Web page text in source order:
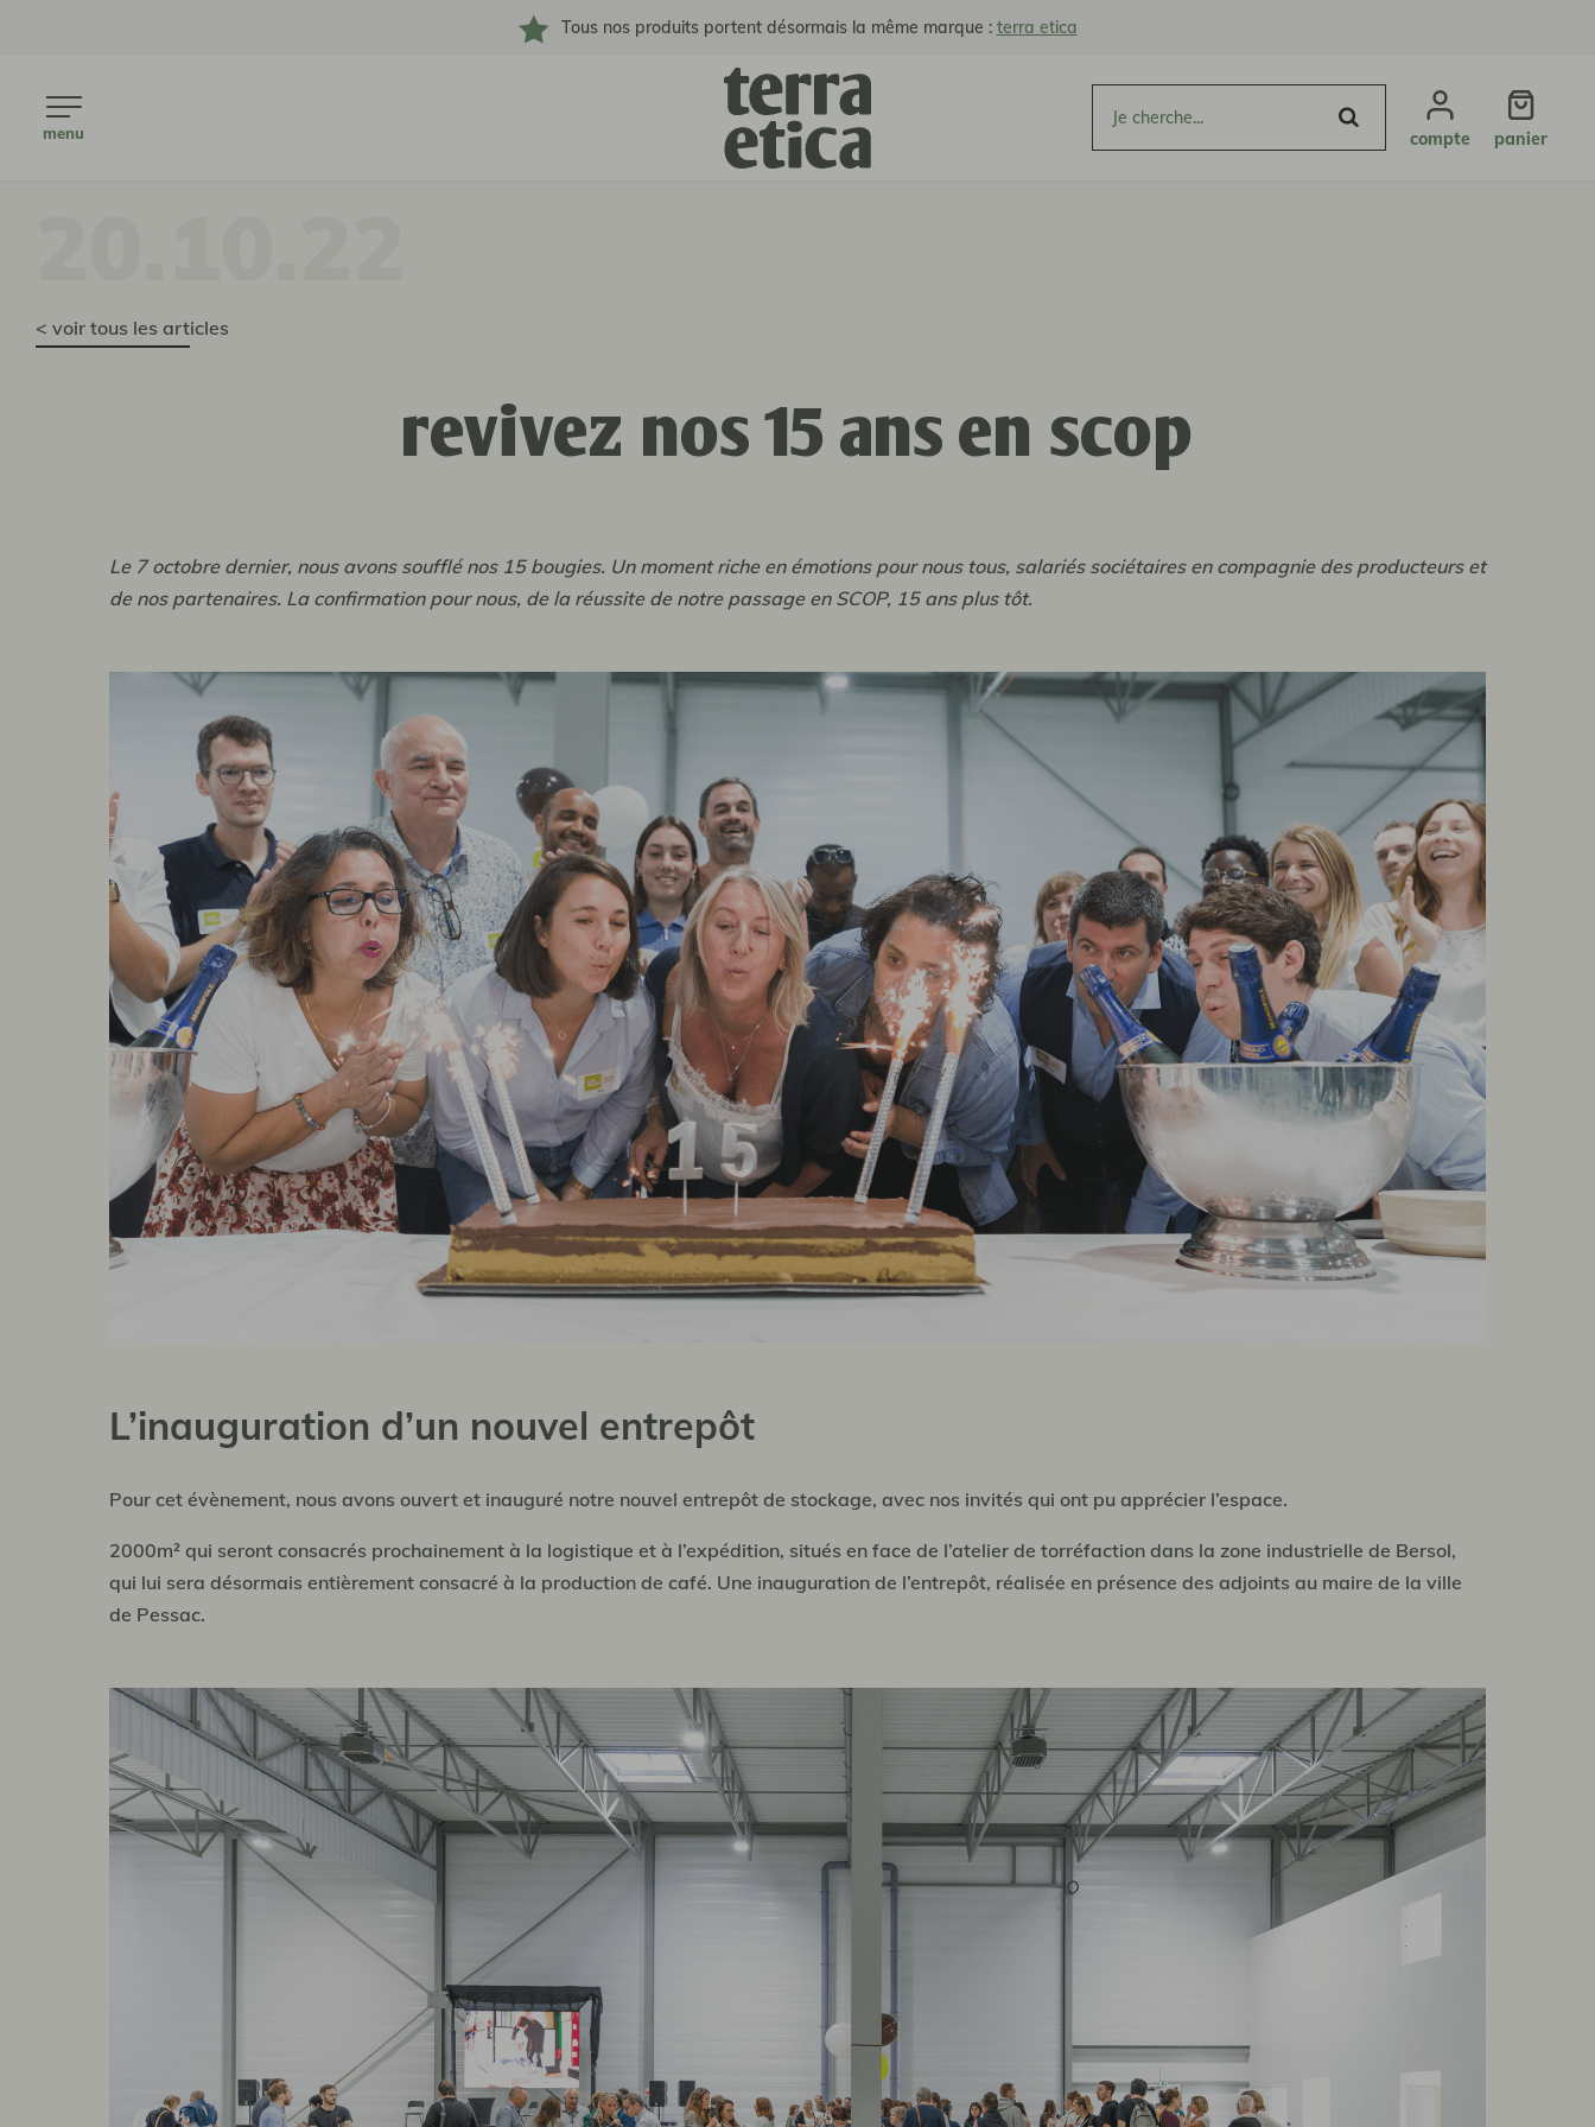
Tous nos produits portent désormais la même marque : terra etica
menu
collections
signature
compte panier
< voir tous les articles
revivez nos 15 ans en scop
Le 7 octobre dernier, nous avons soufflé nos 15 bougies. Un moment riche en émotions pour nous tous, salariés sociétaires en compagnie des producteurs et
de nos partenaires. La confirmation pour nous, de la réussite de notre passage en SCOP, 15 ans plus tôt.
L’inauguration d’un nouvel entrepôt
Pour cet évènement, nous avons ouvert et inauguré notre nouvel entrepôt de stockage, avec nos invités qui ont pu apprécier l’espace.
2000m² qui seront consacrés prochainement à la logistique et à l’expédition, situés en face de l’atelier de torréfaction dans la zone industrielle de Bersol,
qui lui sera désormais entièrement consacré à la production de café. Une inauguration de l’entrepôt, réalisée en présence des adjoints au maire de la ville
de Pessac.